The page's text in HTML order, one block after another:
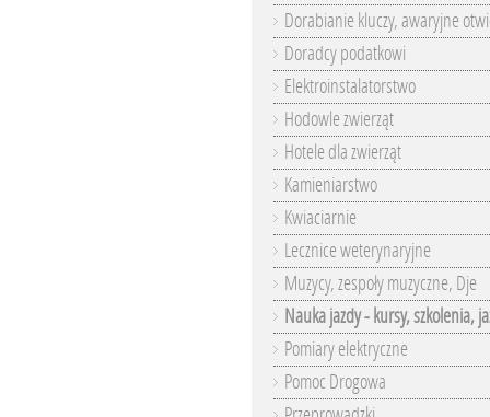
Dorabianie kluczy, awaryjne
Doradcy podatkowi
Elektroinstalatorstwo
Hodowle zwierząt
Hotele dla zwierząt
Kamieniarstwo
Kwiaciarnie
Lecznice weterynaryjne
Muzycy, zespoły muzyczne, Dje
Nauka jazdy - kursy, szkolenia,
Pomiary elektryczne
Pomoc Drogowa